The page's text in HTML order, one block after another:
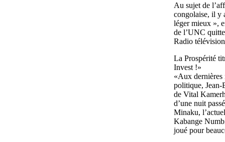
Au sujet de
congolaise, il y
léger mieux »,
de l’UNC
Radio
La Prospérité
Invest !»
«Aux dernières
politique, Jean-
de Vital
d’une nuit
Minaku,
Kabange
joué pour